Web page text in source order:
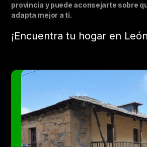
provincia y puede aconsejarte sobre
adapta mejor a ti.
¡Encuentra tu hogar en